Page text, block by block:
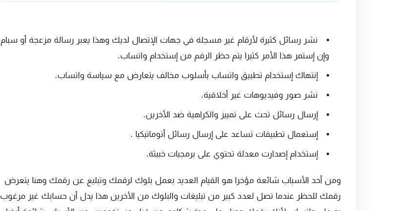
نشر رسائل كثيرة لأرقام غير مسجلة في جهات الإتصال لديك وهذا يعبر رسالة مزعجة أو سبام
وإن إستمر هذا الأمر كثيرا يتم حظر الرقم من إستخدام واتساب.
إنتهاك إستخدام تطبيق واتساب بأسلوب مخالف يتعارض مع سياسة واتساب.
نشر صور وفيديوهات غير أخلاقية.
إرسال رسائل تحث على تمييز والكراهية ضد الأخرين.
إستعمال تطبيقات تساعد على إرسال رسائل أتوماتيكيا .
إستخدام إصدارت معدلة تحتوي على برمجيات خبيثة.
ومن أحد الأسباب شائعة مؤخرا هو القيام العديد بعمل بلوك لرقمك وتبليغ عن رقمك وهنا يتعرض
رقمك للحظر عندما تصل لعدد كبير من تبليغات والبلوك من الأخرين هذا يدل أن حسابك غير مرغوب